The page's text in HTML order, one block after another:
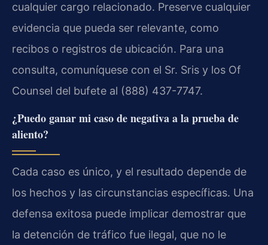
cualquier cargo relacionado. Preserve cualquier
evidencia que pueda ser relevante, como
recibos o registros de ubicación. Para una
consulta, comuníquese con el Sr. Sris y los Of
Counsel del bufete al (888) 437-7747.
¿Puedo ganar mi caso de negativa a la prueba de
aliento?
Cada caso es único, y el resultado depende de
los hechos y las circunstancias específicas. Una
defensa exitosa puede implicar demostrar que
la detención de tráfico fue ilegal, que no le